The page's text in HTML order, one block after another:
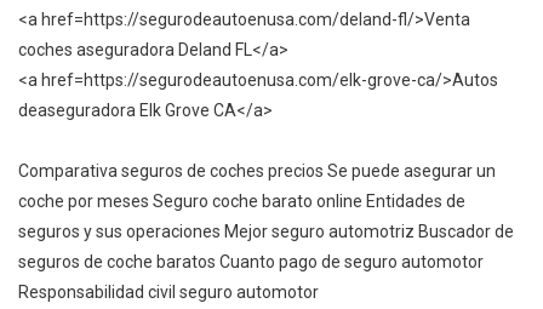
<a href=https://segurodeautoenusa.com/deland-fl/>Venta
coches aseguradora Deland FL</a>
<a href=https://segurodeautoenusa.com/elk-grove-ca/>Autos
deaseguradora Elk Grove CA</a>
Comparativa seguros de coches precios Se puede asegurar un
coche por meses Seguro coche barato online Entidades de
seguros y sus operaciones Mejor seguro automotriz Buscador de
seguros de coche baratos Cuanto pago de seguro automotor
Responsabilidad civil seguro automotor